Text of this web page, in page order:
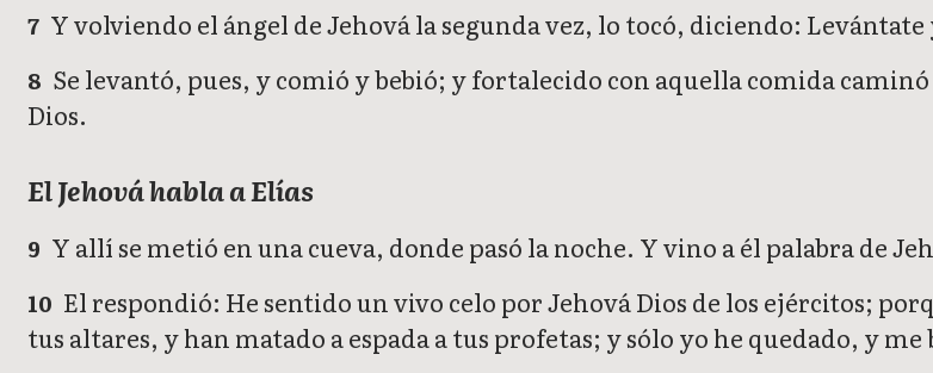
7 Y volviendo el ángel de Jehová la segunda vez, lo tocó, diciendo:
8 Se levantó, pues, y comió y bebió; y fortalecido con aquella comida
Dios.
El Jehová habla a Elías
9 Y allí se metió en una cueva, donde pasó la noche. Y vino a él palabra de
10 El respondió: He sentido un vivo celo por Jehová Dios de los ejércitos;
tus altares, y han matado a espada a tus profetas; y sólo yo he quedado, y